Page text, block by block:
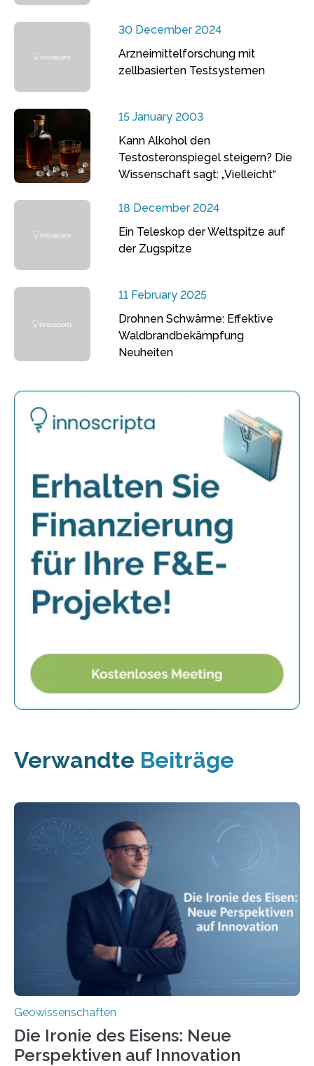
30 December 2024
Arzneimittelforschung mit
zellbasierten Testsystemen
15 January 2003
Kann Alkohol den
Testosteronspiegel steigern? Die
Wissenschaft sagt: „Vielleicht“
18 December 2024
Ein Teleskop der Weltspitze auf
der Zugspitze
11 February 2025
Drohnen Schwärme: Effektive
Waldbrandbekämpfung
Neuheiten
Verwandte Beiträge
Geowissenschaften
Die Ironie des Eisens: Neue
Perspektiven auf Innovation